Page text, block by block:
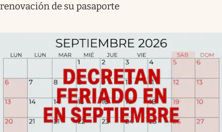
renovación de su pasaporte